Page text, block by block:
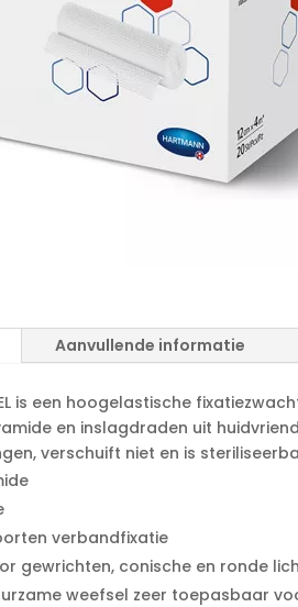
Aanvullende informatie
is een hoogelastische
en inslagdraden uit
verschuift niet en is
verbandfixatie
gewrichten, conische en ronde
weefsel zeer toepasbaar